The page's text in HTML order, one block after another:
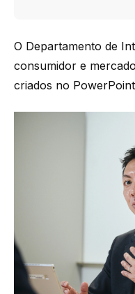
O Departamento de
consumidor e
criados no PowerPoint